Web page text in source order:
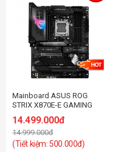
Mainboard ASUS ROG
STRIX X870E-E GAMING
14.499.000đ
14.999.000đ
(Tiết kiệm: 500.000đ)